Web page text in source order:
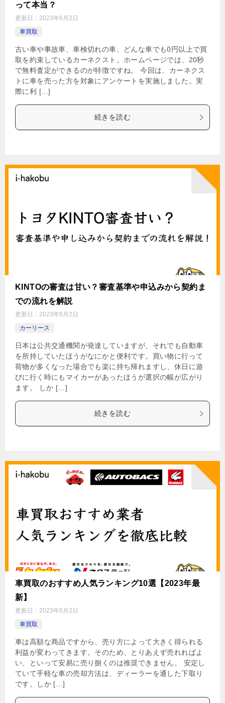
って本当？
更新日： 2023年6月2日
車買取
古い車や事故車、車検切れの車、どんな車でも0円以上で買
取を約束しているカーネクスト。ホームページでは、20秒
で無料査定ができるのが特徴ですね。 今回は、カーネクス
トに車を売った方を対象にアンケートを実施しました。実
際に利 […]
続きを読む
KINTOの審査は甘い？審査基準や申込みから契約ま
での流れを解説
更新日： 2023年6月2日
カーリース
日本は公共交通機関が発達していますが、それでも自動車
を所持していたほうがなにかと便利です。買い物に行って
荷物が多くなった場合でも楽に持ち帰れますし、休日に遊
びに行く時にもマイカーがあったほうが選択の幅が広がり
ます。 しか […]
続きを読む
車買取のおすすめ人気ランキング10選【2023年最
新】
更新日： 2023年6月2日
車買取
車は高額な商品ですから、売り方によって大きく得られる
利益が変わってきます。そのため、とりあえず売れればよ
い、といって安易に売り捌くのは推奨できません。 安定し
ていて手軽な車の売却方法は、ディーラーを通した下取り
です。しか […]